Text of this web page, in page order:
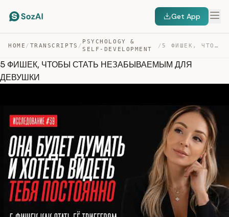
Get App
HOME / TRANSCRIPTS /
PSYCHOLOGY &
SELF-DEVELOPMENT
/ 5 ФИШЕК, ЧТОБЫ СТАТЬ НЕЗАБЫВАЕМЫМ ДЛЯ ДЕВУШКИ — TRANSCRIPT
5 ФИШЕК, ЧТОБЫ СТАТЬ НЕЗАБЫВАЕМЫМ ДЛЯ
ДЕВУШКИ